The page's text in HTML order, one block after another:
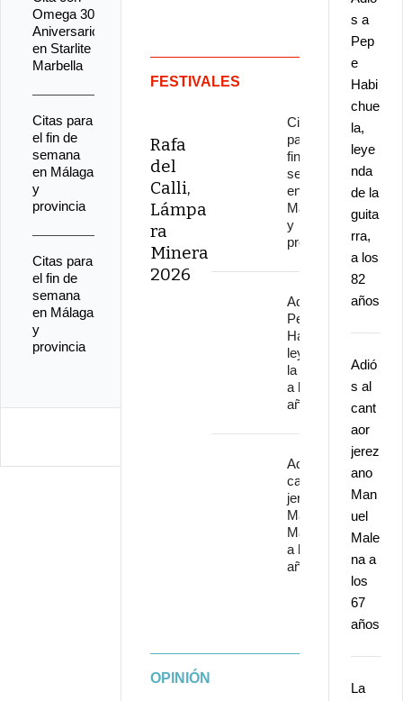
FESTIVALES
Rafa
del
Calli,
Lámpa
ra
Minera
2026
Citas
para el
fin de
semana
en
Málaga
y
provincia
Adiós a
Pepe
Habichuela,
leyenda de
la guitarra,
a los 82
años
Adiós al
cantaor
jerezano
Manuel
Malena
a los 67
años
OPINIÓN
s a
Pep
e
Habi
chue
la,
leye
nda
de la
guita
rra,
a los
82
años
Adió
s al
cant
aor
jerez
ano
Man
uel
Male
na a
los
67
años
La
Omega 30
Aniversario
en Starlite
Marbella
Citas para
el fin de
semana
en Málaga
y
provincia
Citas para
el fin de
semana
en Málaga
y
provincia